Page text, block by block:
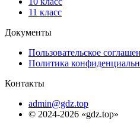
11 класс
Документы
Пользовательское
Политика
Контакты
admin@gdz.top
© 2024-2026 «gdz.top»